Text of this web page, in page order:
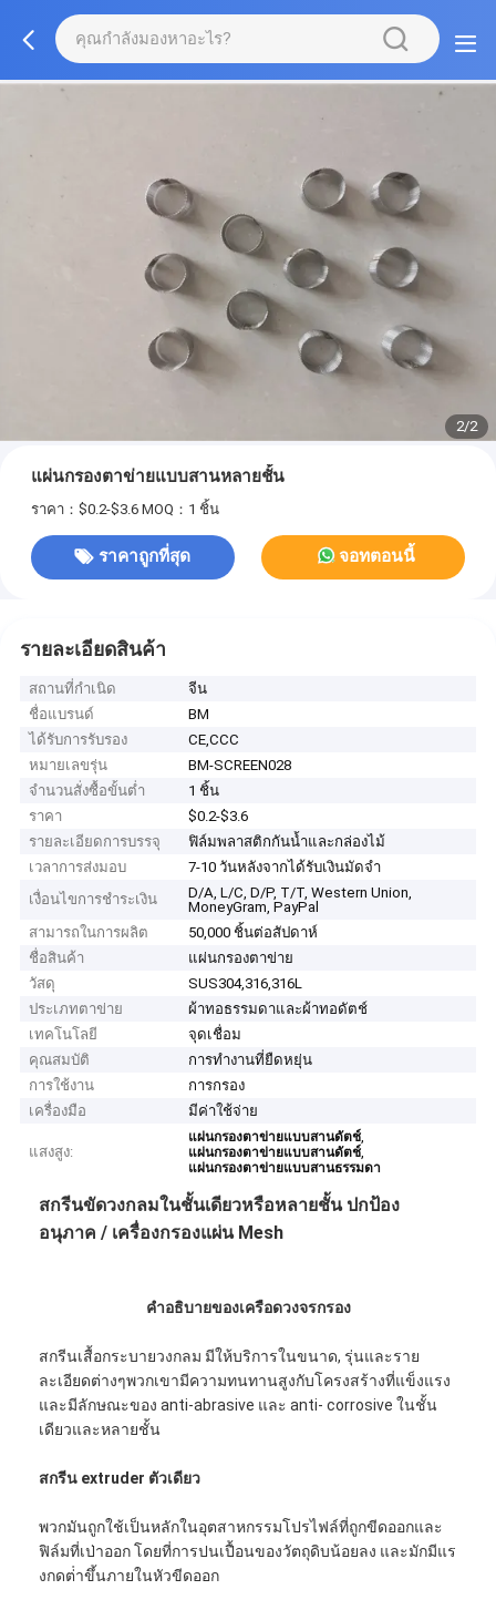
2/2
แผ่นกรองตาข่ายแบบสานหลายชั้น
ราคา：$0.2-$3.6 MOQ：1 ชิ้น
ราคาถูกที่สุด จอทตอนนี้
รายละเอียดสินค้า
สถานที่กำเนิด
จีน
ชื่อแบรนด์
BM
ได้รับการรับรอง
CE,CCC
หมายเลขรุ่น
BM-SCREEN028
จำนวนสั่งซื้อขั้นต่ำ
1 ชิ้น
ราคา
$0.2-$3.6
รายละเอียดการบรรจุ
ฟิล์มพลาสติกกันน้ำและกล่องไม้
เวลาการส่งมอบ
7-10 วันหลังจากได้รับเงินมัดจำ
เงื่อนไขการชำระเงิน
D/A, L/C, D/P, T/T, Western Union,
MoneyGram, PayPal
สามารถในการผลิต
50,000 ชิ้นต่อสัปดาห์
ชื่อสินค้า
แผ่นกรองตาข่าย
วัสดุ
SUS304,316,316L
ประเภทตาข่าย
ผ้าทอธรรมดาและผ้าทอดัตช์
เทคโนโลยี
จุดเชื่อม
คุณสมบัติ
การทำงานที่ยืดหยุ่น
การใช้งาน
การกรอง
เครื่องมือ
มีค่าใช้จ่าย
แสงสูง:
แผ่นกรองตาข่ายแบบสานดัตช์,
แผ่นกรองตาข่ายแบบสานดัตช์,
แผ่นกรองตาข่ายแบบสานธรรมดา
สกรีนขัดวงกลมในชั้นเดียวหรือหลายชั้น ปกป้อง
อนุภาค / เครื่องกรองแผ่น Mesh
คําอธิบายของเครือดวงจรกรอง
สกรีนเสื้อกระบายวงกลม มีให้บริการในขนาด, รุ่นและราย
ละเอียดต่างๆพวกเขามีความทนทานสูงกับโครงสร้างที่แข็งแรง
และมีลักษณะของ anti-abrasive และ anti- corrosive ในชั้น
เดียวและหลายชั้น
สกรีน extruder ตัวเดียว
พวกมันถูกใช้เป็นหลักในอุตสาหกรรมโปรไฟล์ที่ถูกขีดออกและ
ฟิล์มที่เป่าออก โดยที่การปนเปื้อนของวัตถุดิบน้อยลง และมักมีแร
งกดต่ําขึ้นภายในหัวขีดออก